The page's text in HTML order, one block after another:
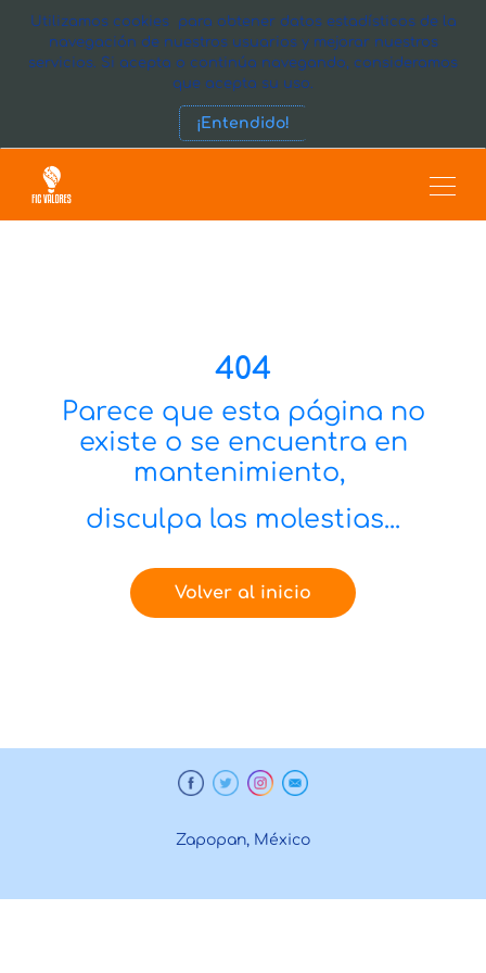
Utilizamos cookies para obtener datos estadísticos de la
navegación de nuestros usuarios y mejorar nuestros
servicios. Si acepta o continúa navegando, consideramos
que acepta su uso.
¡Entendido!
404
Parece que esta página no
existe o se encuentra en
mantenimiento,
disculpa las molestias...
Volver al inicio
Zapopan, México